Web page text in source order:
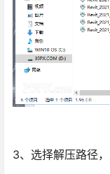
3、选择解压路径